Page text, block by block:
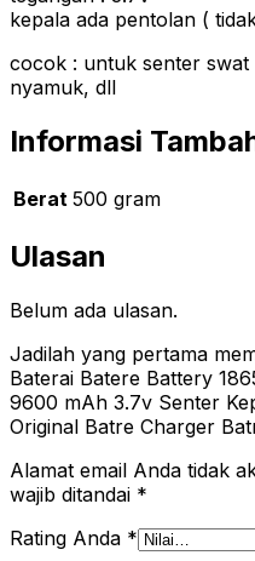
kepala ada pentolan (
cocok : untuk senter
nyamuk, dll
Informasi
Berat 500 gram
Ulasan
Belum ada ulasan.
Jadilah yang pertama
Baterai Batere Battery
9600 mAh 3.7v Senter
Original Batre Charger
Alamat email Anda tidak
wajib ditandai *
Rating Anda *